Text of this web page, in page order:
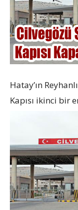
Hatay’ın
Kapısı ikinci bir